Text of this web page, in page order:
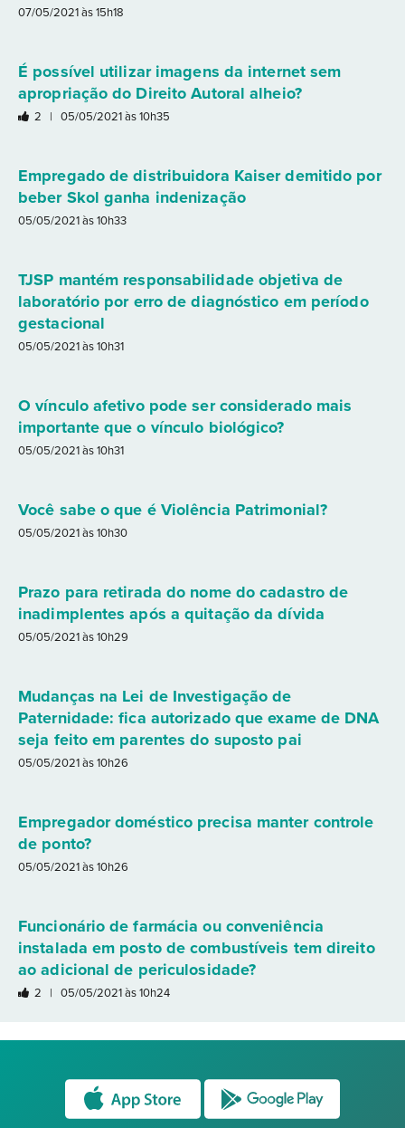
07/05/2021 às 15h18
É possível utilizar imagens da internet sem
apropriação do Direito Autoral alheio?
2 | 05/05/2021 às 10h35
Empregado de distribuidora Kaiser demitido por
beber Skol ganha indenização
05/05/2021 às 10h33
TJSP mantém responsabilidade objetiva de
laboratório por erro de diagnóstico em período
gestacional
05/05/2021 às 10h31
O vínculo afetivo pode ser considerado mais
importante que o vínculo biológico?
05/05/2021 às 10h31
Você sabe o que é Violência Patrimonial?
05/05/2021 às 10h30
Prazo para retirada do nome do cadastro de
inadimplentes após a quitação da dívida
05/05/2021 às 10h29
Mudanças na Lei de Investigação de
Paternidade: fica autorizado que exame de DNA
seja feito em parentes do suposto pai
05/05/2021 às 10h26
Empregador doméstico precisa manter controle
de ponto?
05/05/2021 às 10h26
Funcionário de farmácia ou conveniência
instalada em posto de combustíveis tem direito
ao adicional de periculosidade?
2 | 05/05/2021 às 10h24